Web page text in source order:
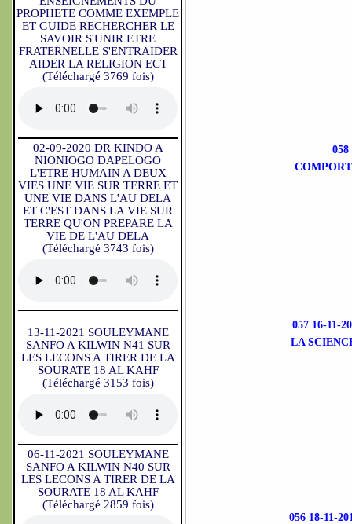
PROPHETE COMME EXEMPLE
ET GUIDE RECHERCHER LE
SAVOIR S'UNIR ETRE
FRATERNELLE S'ENTRAIDER
AIDER LA RELIGION ECT
(Téléchargé 3769 fois)
02-09-2020 DR KINDO A
NIONIOGO DAPELOGO
L'ETRE HUMAIN A DEUX
VIES UNE VIE SUR TERRE ET
UNE VIE DANS L'AU DELA
ET C'EST DANS LA VIE SUR
TERRE QU'ON PREPARE LA
VIE DE L'AU DELA
(Téléchargé 3743 fois)
13-11-2021 SOULEYMANE
SANFO A KILWIN N41 SUR
LES LECONS A TIRER DE LA
SOURATE 18 AL KAHF
(Téléchargé 3153 fois)
06-11-2021 SOULEYMANE
SANFO A KILWIN N40 SUR
LES LECONS A TIRER DE LA
SOURATE 18 AL KAHF
(Téléchargé 2859 fois)
057 16-11-
LA
056 18-11-